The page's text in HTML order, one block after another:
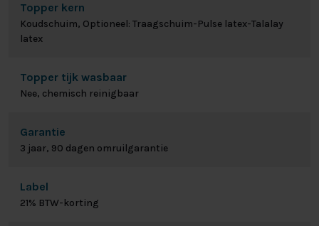
Topper kern
Koudschuim, Optioneel: Traagschuim-Pulse latex-Talalay
latex
Topper tijk wasbaar
Nee, chemisch reinigbaar
Garantie
3 jaar, 90 dagen omruilgarantie
Label
21% BTW-korting